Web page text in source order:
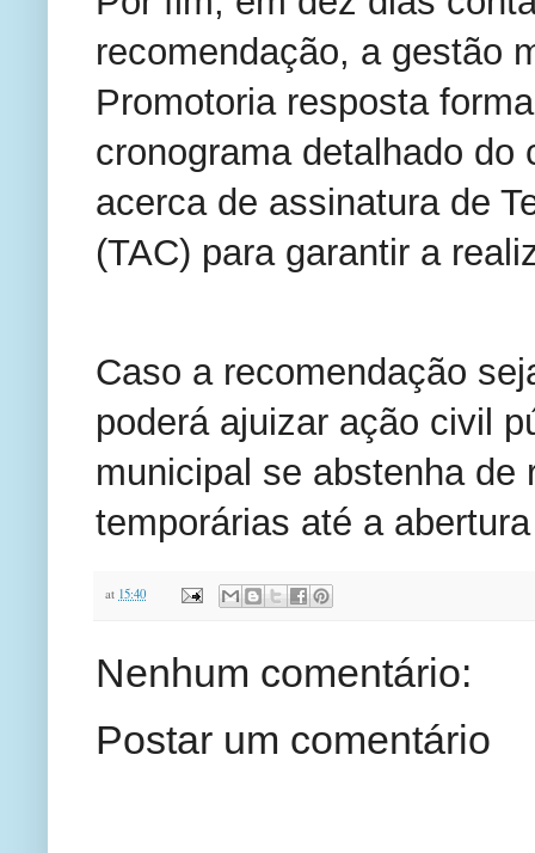
recomendação, a gestão
Promotoria resposta
cronograma detalhado
acerca de assinatura de
(TAC) para garantir a
Caso a recomendação
poderá ajuizar ação civil
municipal se abstenha
temporárias até a
at 15:40
Nenhum comentário:
Postar um comentário